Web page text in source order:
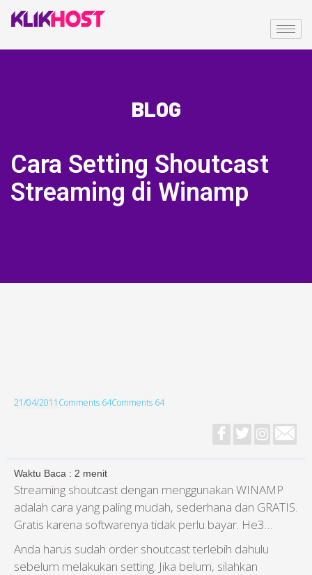
BLOG
Cara Setting Shoutcast
Streaming di Winamp
21/04/2011 Comments 64Comments 64
Waktu Baca : 2 menit
Streaming shoutcast dengan menggunakan WINAMP
adalah cara yang paling mudah, sederhana dan GRATIS.
Gratis karena softwarenya tidak perlu bayar. He3…
Anda harus sudah order shoutcast terlebih dahulu
sebelum melakukan setting. Jika belum, silahkan